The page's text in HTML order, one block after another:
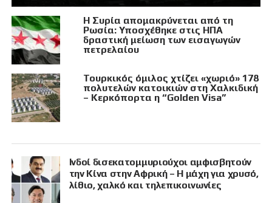
Η Συρία απομακρύνεται από τη
Ρωσία: Υποσχέθηκε στις ΗΠΑ
δραστική μείωση των εισαγωγών
πετρελαίου
Τουρκικός όμιλος χτίζει «χωριό» 178
πολυτελών κατοικιών στη Χαλκιδική
– Κερκόπορτα η “Golden Visa”
Ινδοί δισεκατομμυριούχοι αμφισβητούν
την Κίνα στην Αφρική – Η μάχη για χρυσό,
λίθιο, χαλκό και τηλεπικοινωνίες